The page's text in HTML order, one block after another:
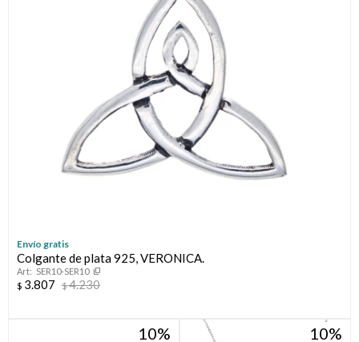
Envío gratis
Colgante de plata 925, VERONICA.
SER10-SER10
$ 3.807 $4.230
10 10